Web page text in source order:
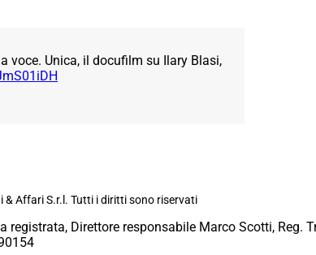
voce. Unica, il docufilm su Ilary Blasi,
& Affari S.r.l. Tutti i diritti sono riservati
registrata, Direttore responsabile Marco Scotti, Reg.